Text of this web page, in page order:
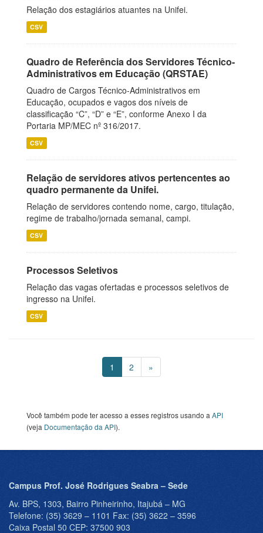
Relação dos estagiários atuantes na Unifei.
CSV
Quadro de Referência dos Servidores Técnico-
Administrativos em Educação (QRSTAE)
Quadro de Cargos Técnico-Administrativos em
Educação, ocupados e vagos dos níveis de
classificação “C”, “D” e “E”, conforme Anexo I da
Portaria MP/MEC nº 316/2017.
CSV
Relação de servidores ativos pertencentes ao
quadro permanente da Unifei.
Relação de servidores contendo nome, cargo, titulação,
regime de trabalho/jornada semanal, campi.
CSV
Processos Seletivos
Relação das vagas ofertadas e processos seletivos de
ingresso na Unifei.
CSV
1 2 »
Você também pode ter acesso a esses registros usando a API
(veja Documentação da API).
Campus Prof. José Rodrigues Seabra – Sede
Av. BPS, 1303, Bairro Pinheirinho, Itajubá – MG
Telefone: (35) 3629 – 1101 Fax: (35) 3622 – 3596
Caixa Postal 50 CEP: 37500 903